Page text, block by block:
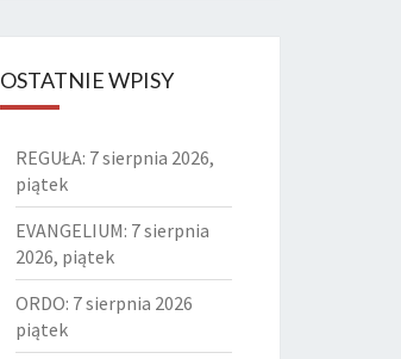
OSTATNIE WPISY
REGUŁA: 7 sierpnia 2026,
piątek
EVANGELIUM: 7 sierpnia
2026, piątek
ORDO: 7 sierpnia 2026
piątek